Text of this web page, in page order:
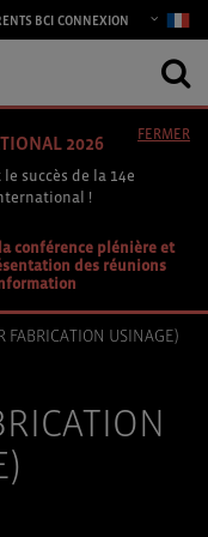
BCI CONNEXION
2026
succès de la 14e
!
conférence plénière et
des réunions
FERMER
FABRICATION USINAGE)